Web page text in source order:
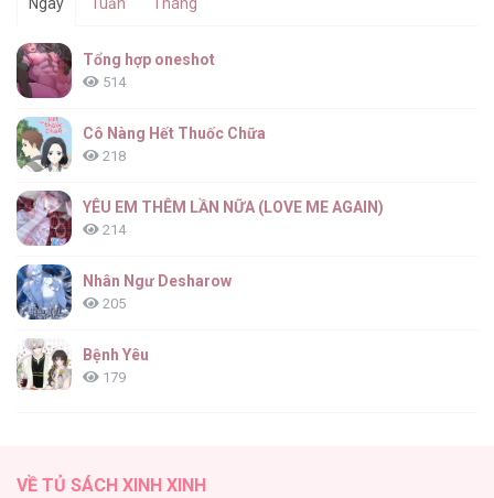
Cưới [...] – Chap 10
Cưới [...] – Chap 9
Cưới [...] – Chap 8
Cưới [...] – Chap 7
Tổng hợp oneshot
514
Cô Nàng Hết Thuốc Chữa
218
YÊU EM THÊM LẦN NỮA (LOVE ME AGAIN)
214
Nhân Ngư Desharow
205
Bệnh Yêu
179
VỀ TỦ SÁCH XINH XINH